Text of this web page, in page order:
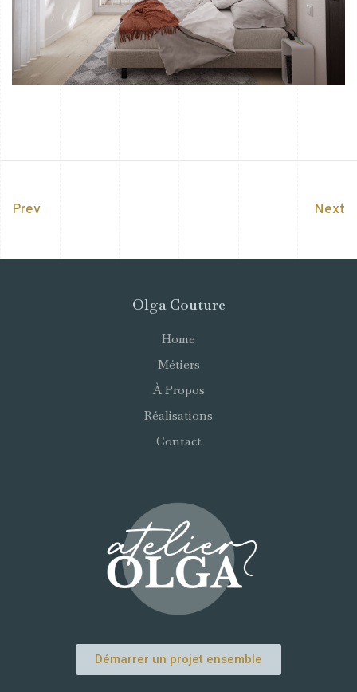
Prev Next
Olga Couture
Home
Métiers
À Propos
Réalisations
Contact
Démarrer un projet ensemble